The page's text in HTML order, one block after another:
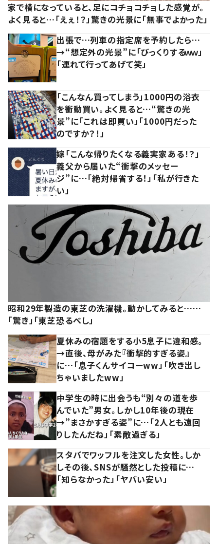
家で横になっていると、足にコチョコチョした感覚が。
よく見ると…「えぇ！？」驚きの光景に「無事でよかった」
出張で…列車の指定席を予約したら…
→“想定外の光景”に「びっくりするｗｗ」
「連れて行ってあげて笑」
「こんなん買ってしまう」1000円の浴衣
を衝動買い。よく見ると…“驚きの光
景”に「これは即買い」「1000円だった
のですか？！」
嫁「こんな帰りたくなる義実家ある！？」
義父から届いた“衝撃のメッセー
ジ”に…「絶対帰省する！」「私が行きた
い」
昭和29年製造の東芝の洗濯機。動かしてみると……
「驚き」「東芝恐るべし」
夏休みの宿題をする小5息子に違和感。
→直後、母がみた『衝撃的すぎる姿』
に…「息子くんサイコーww」「吹き出し
ちゃいましたww」
中学生の時に出会うも“別々の道を歩
んでいた”男女。しかし10年後の現在
→”まさかすぎる姿”に…「2人とも遠回
りしたんだね」「素敵過ぎる」
スタバでワッフルを注文した女性。しか
しその後、SNSが騒然とした投稿に…
「知らなかった」「ヤバい安い」